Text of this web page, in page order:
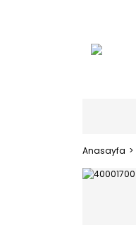
Anasayfa